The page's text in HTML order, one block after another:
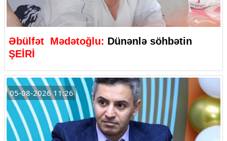
Əbülfət Mədətoğlu: Dünənlə söhbətin
ŞEİRİ
05-08-2026 11:26